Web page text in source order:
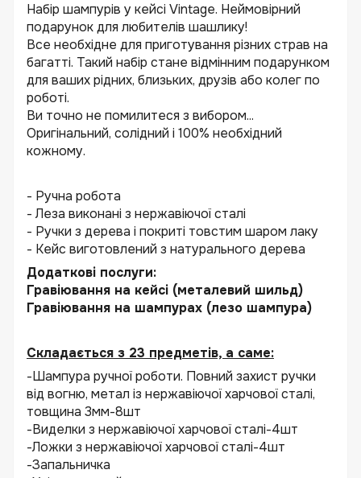
Набір шампурів у кейсі Vintage. Неймовірний
подарунок для любителів шашлику!
Все необхідне для приготування різних страв на
багатті. Такий набір стане відмінним подарунком
для ваших рідних, близьких, друзів або колег по
роботі.
Ви точно не помилитеся з вибором...
Оригінальний, солідний і 100% необхідний
кожному.
- Ручна робота
- Леза виконані з нержавіючої сталі
- Ручки з дерева і покриті товстим шаром лаку
- Кейс виготовлений з натурального дерева
Додаткові послуги:
Гравіювання на кейсі (металевий шильд)
Гравіювання на шампурах (лезо шампура)
Складається з 23 предметів, а саме:
-Шампура ручної роботи. Повний захист ручки
від вогню, метал із нержавіючої харчової сталі,
товщина 3мм-8шт
-Виделки з нержавіючої харчової сталі-4шт
-Ложки з нержавіючої харчової сталі-4шт
-Запальничка